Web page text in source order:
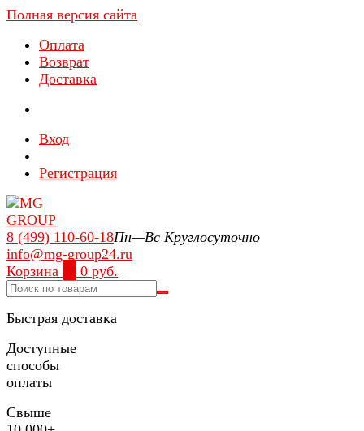
Полная версия сайта
Оплата
Возврат
Доставка
Вход
Регистрация
8 (499) 110-60-18Пн—Вс Круглосуточно
info@mg-group24.ru
Корзина
0 руб.
Быстрая доставка
Доступные
способы
оплаты
Свыше